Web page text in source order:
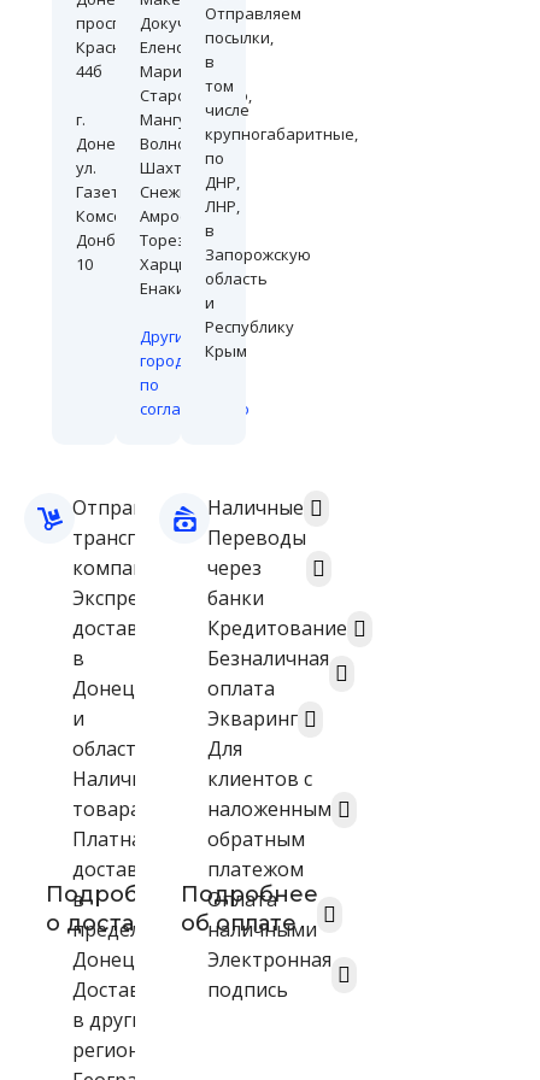
проспект
Красногвардейский
44б
г.
Донецк,
ул.
Газеты
Комсомолец
Донбасса
10
Докучаевск,
Еленовка,
Мариуполь,
Старобешево,
Мангуш,
Волноваха,
Шахтёрск,
Снежный,
Амросиевка,
Торез,
Харцизск,
Енакиево
Другие
города
по
согласованию
Отправляем
посылки,
в
том
числе
крупногабаритные,
по
ДНР,
ЛНР,
в
Запорожскую
область
и
Республику
Крым
Подробнее
о доставке
Отправка
транспортной
компанией
Экспресс-
доставка
в
Донецке
и
области
Наличие
товара
Платная
доставка
в
пределах
Донецка
Доставка
в другие
регионы
Подробнее
об оплате
Наличные
Переводы
через
банки
Кредитование
Безналичная
оплата
Экваринг
Для
клиентов с
наложенным
обратным
платежом
Оплата
наличными
Электронная
подпись